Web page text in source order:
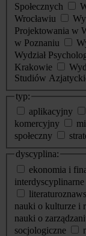
Społecznych
Wrocławiu
Projektowania w
w Poznaniu
Wydział
Krakowie
Studiów
typ:
aplikacyjny
komercyjny
społeczny
dyscyplina:
ekonomia i
interdyscyplinarne
nauki o kulturze i
nauki o
socjologiczne